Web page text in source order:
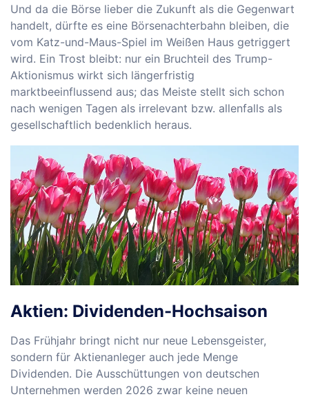
Und da die Börse lieber die Zukunft als die Gegenwart
handelt, dürfte es eine Börsenachterbahn bleiben, die
vom Katz-und-Maus-Spiel im Weißen Haus getriggert
wird. Ein Trost bleibt: nur ein Bruchteil des Trump-
Aktionismus wirkt sich längerfristig
marktbeeinflussend aus; das Meiste stellt sich schon
nach wenigen Tagen als irrelevant bzw. allenfalls als
gesellschaftlich bedenklich heraus.
Aktien: Dividenden-Hochsaison
Das Frühjahr bringt nicht nur neue Lebensgeister,
sondern für Aktienanleger auch jede Menge
Dividenden. Die Ausschüttungen von deutschen
Unternehmen werden 2026 zwar keine neuen